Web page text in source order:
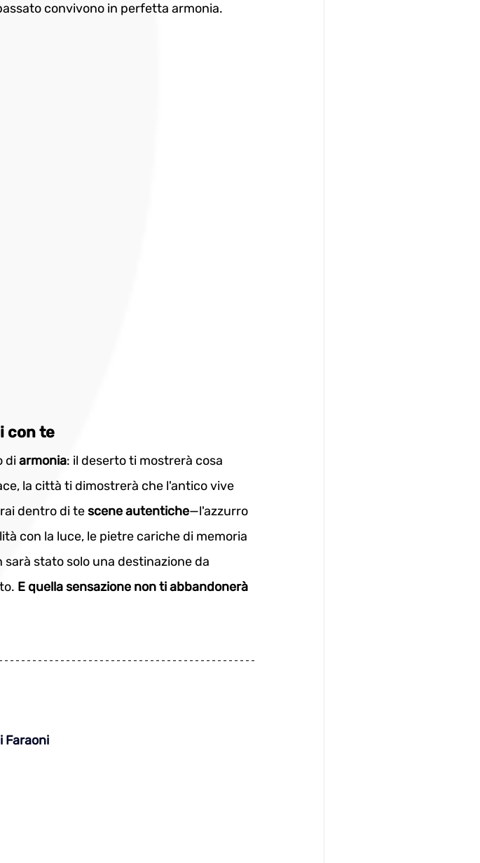
convivono in perfetta armonia.
con te
di armonia: il deserto ti mostrerà cosa
la città ti dimostrerà che l'antico vive
dentro di te scene autentiche—l'azzurro
con la luce, le pietre cariche di memoria
sarà stato solo una destinazione da
E quella sensazione non ti abbandonerà
Faraoni